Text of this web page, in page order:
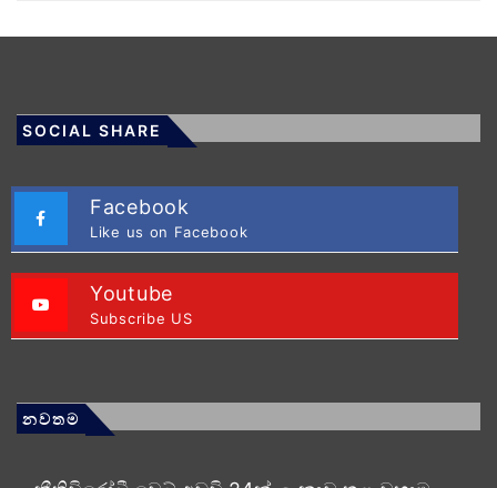
SOCIAL SHARE
Facebook
Like us on Facebook
Youtube
Subscribe US
නවතම